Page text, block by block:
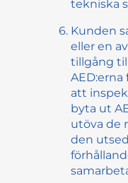
tekniska
Kunden
eller en
tillgång
AED:erna
att
byta ut
utöva de
den